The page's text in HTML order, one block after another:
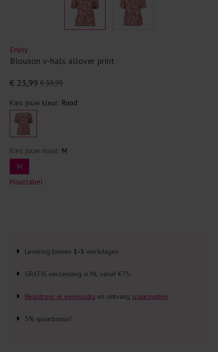
Enjoy
Blouson v-hals allover print
€ 39,99
€ 23,99
Kies jouw kleur: Rood
Kies jouw maat: M
M
Maattabel
Levering binnen 1-3 werkdagen
GRATIS verzending in NL vanaf €75,-
Registreer je eenvoudig en ontvang spaarpunten
5% spaarbonus!